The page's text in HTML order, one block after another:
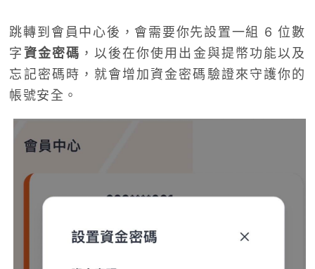
跳轉到會員中心後，會需要你先設置一組 6 位數
字資金密碼 ，以後在你使用出金與提幣功能以及
忘記密碼時，就會增加資金密碼驗證來守護你的
帳號安全。